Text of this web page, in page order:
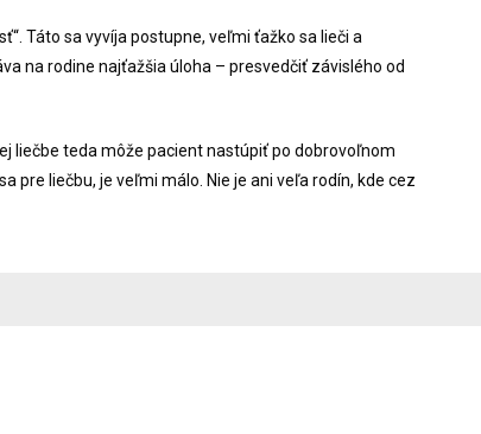
Táto sa vyvíja postupne, veľmi ťažko sa lieči a
na rodine najťažšia úloha – presvedčiť závislého od
liečbe teda môže pacient nastúpiť po dobrovoľnom
pre liečbu, je veľmi málo. Nie je ani veľa rodín, kde cez